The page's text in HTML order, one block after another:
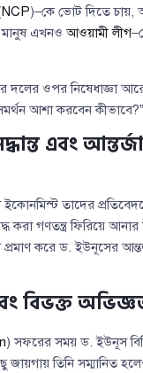
NCP)–কে ভোট দিতে চায়,
মানুষ এখনওআওয়ামী লীগ
দলের ওপর নিষেধাজ্ঞা
আশা করবেন কীভাবে?”
এবং
তাদের
করা গণতন্ত্র ফিরিয়ে
প্রমাণ করে ড. ইউনূসের
বিভক্ত
) সফরের সময় ড. ইউনূস
জায়গায় তিনি সম্মানিত